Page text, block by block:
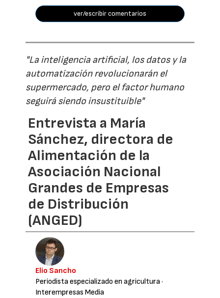
ver/escribir comentarios
"La inteligencia artificial, los datos y la
automatización revolucionarán el
supermercado, pero el factor humano
seguirá siendo insustituible"
Entrevista a María
Sánchez, directora de
Alimentación de la
Asociación Nacional
Grandes de Empresas
de Distribución
(ANGED)
Elio Sancho
Periodista especializado en agricultura·
Interempresas Media